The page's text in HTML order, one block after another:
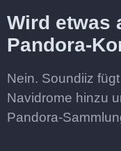
Wird etwas
Pandora-
Nein. Soundiiz
Navidrome hinzu
Pandora-